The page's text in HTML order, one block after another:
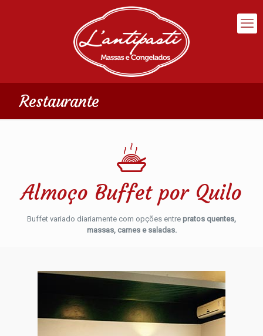
Restaurante
Almoço Buffet por Quilo
Buffet variado diariamente com opções entre pratos quentes,
massas, carnes e saladas.